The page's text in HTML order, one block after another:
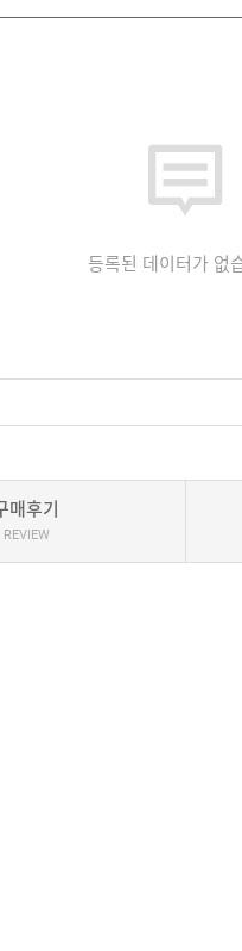
등록된 데이터가 없
매후기
REVIEW